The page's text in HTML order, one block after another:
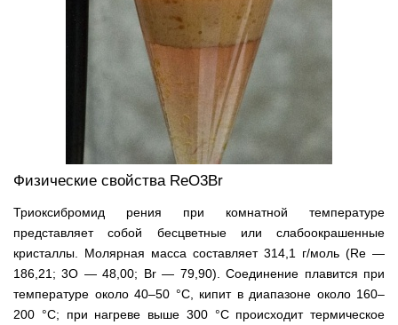
Физические свойства ReO3Br
Триоксибромид рения при комнатной температуре
представляет собой бесцветные или слабоокрашенные
кристаллы. Молярная масса составляет 314,1 г/моль (Re —
186,21; 3O — 48,00; Br — 79,90). Соединение плавится при
температуре около 40–50 °C, кипит в диапазоне около 160–
200 °C; при нагреве выше 300 °C происходит термическое